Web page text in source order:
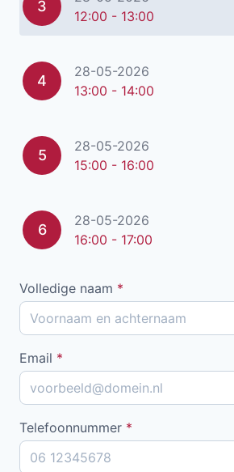
3
12:00 - 13:00
4
28-05-2026
13:00 - 14:00
5
28-05-2026
15:00 - 16:00
6
28-05-2026
16:00 - 17:00
Volledige naam *
Email *
Telefoonnummer *